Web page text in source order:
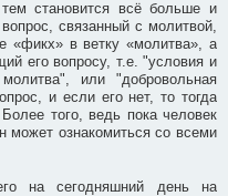
становится всё больше и
связанный с молитвой,
«фикх» в ветку «молитва», а
его вопросу, т.е. "условия и
или "добровольная
и если его нет, то тогда
того, ведь пока человек
может ознакомиться со всеми
на сегодняшний день на